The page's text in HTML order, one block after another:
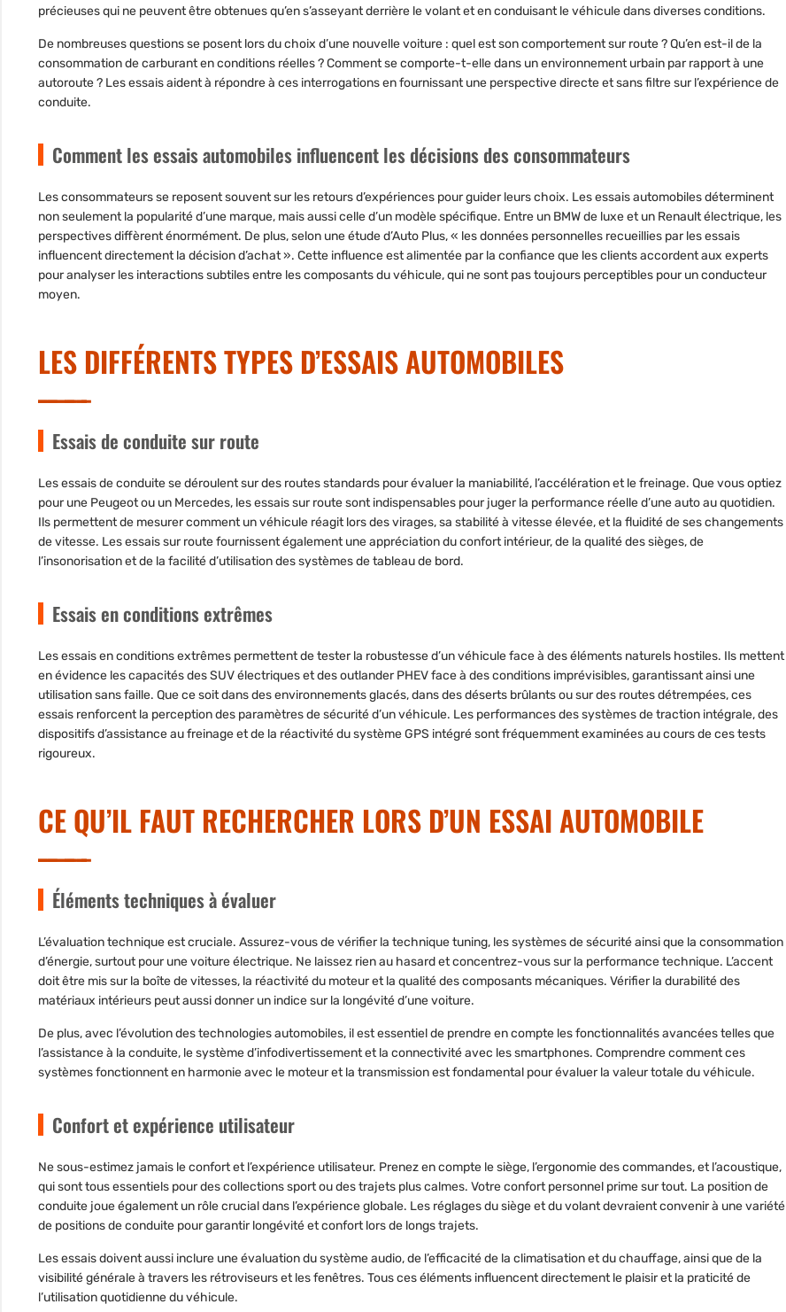
précieuses qui ne peuvent être obtenues qu’en s’asseyant derrière le volant et en conduisant le véhicule dans diverses conditions.
De nombreuses questions se posent lors du choix d’une nouvelle voiture : quel est son comportement sur route ? Qu’en est-il de la
consommation de carburant en conditions réelles ? Comment se comporte-t-elle dans un environnement urbain par rapport à une
autoroute ? Les essais aident à répondre à ces interrogations en fournissant une perspective directe et sans filtre sur l’expérience de
conduite.
Comment les essais automobiles influencent les décisions des consommateurs
Les consommateurs se reposent souvent sur les retours d’expériences pour guider leurs choix. Les essais automobiles déterminent
non seulement la popularité d’une marque, mais aussi celle d’un modèle spécifique. Entre un BMW de luxe et un Renault électrique, les
perspectives diffèrent énormément. De plus, selon une étude d’Auto Plus, « les données personnelles recueillies par les essais
influencent directement la décision d’achat ». Cette influence est alimentée par la confiance que les clients accordent aux experts
pour analyser les interactions subtiles entre les composants du véhicule, qui ne sont pas toujours perceptibles pour un conducteur
moyen.
LES DIFFÉRENTS TYPES D’ESSAIS AUTOMOBILES
Essais de conduite sur route
Les essais de conduite se déroulent sur des routes standards pour évaluer la maniabilité, l’accélération et le freinage. Que vous optiez
pour une Peugeot ou un Mercedes, les essais sur route sont indispensables pour juger la performance réelle d’une auto au quotidien.
Ils permettent de mesurer comment un véhicule réagit lors des virages, sa stabilité à vitesse élevée, et la fluidité de ses changements
de vitesse. Les essais sur route fournissent également une appréciation du confort intérieur, de la qualité des sièges, de
l’insonorisation et de la facilité d’utilisation des systèmes de tableau de bord.
Essais en conditions extrêmes
Les essais en conditions extrêmes permettent de tester la robustesse d’un véhicule face à des éléments naturels hostiles. Ils mettent
en évidence les capacités des SUV électriques et des outlander PHEV face à des conditions imprévisibles, garantissant ainsi une
utilisation sans faille. Que ce soit dans des environnements glacés, dans des déserts brûlants ou sur des routes détrempées, ces
essais renforcent la perception des paramètres de sécurité d’un véhicule. Les performances des systèmes de traction intégrale, des
dispositifs d’assistance au freinage et de la réactivité du système GPS intégré sont fréquemment examinées au cours de ces tests
rigoureux.
CE QU’IL FAUT RECHERCHER LORS D’UN ESSAI AUTOMOBILE
Éléments techniques à évaluer
L’évaluation technique est cruciale. Assurez-vous de vérifier la technique tuning, les systèmes de sécurité ainsi que la consommation
d’énergie, surtout pour une voiture électrique. Ne laissez rien au hasard et concentrez-vous sur la performance technique. L’accent
doit être mis sur la boîte de vitesses, la réactivité du moteur et la qualité des composants mécaniques. Vérifier la durabilité des
matériaux intérieurs peut aussi donner un indice sur la longévité d’une voiture.
De plus, avec l’évolution des technologies automobiles, il est essentiel de prendre en compte les fonctionnalités avancées telles que
l’assistance à la conduite, le système d’infodivertissement et la connectivité avec les smartphones. Comprendre comment ces
systèmes fonctionnent en harmonie avec le moteur et la transmission est fondamental pour évaluer la valeur totale du véhicule.
Confort et expérience utilisateur
Ne sous-estimez jamais le confort et l’expérience utilisateur. Prenez en compte le siège, l’ergonomie des commandes, et l’acoustique,
qui sont tous essentiels pour des collections sport ou des trajets plus calmes. Votre confort personnel prime sur tout. La position de
conduite joue également un rôle crucial dans l’expérience globale. Les réglages du siège et du volant devraient convenir à une variété
de positions de conduite pour garantir longévité et confort lors de longs trajets.
Les essais doivent aussi inclure une évaluation du système audio, de l’efficacité de la climatisation et du chauffage, ainsi que de la
visibilité générale à travers les rétroviseurs et les fenêtres. Tous ces éléments influencent directement le plaisir et la praticité de
l’utilisation quotidienne du véhicule.